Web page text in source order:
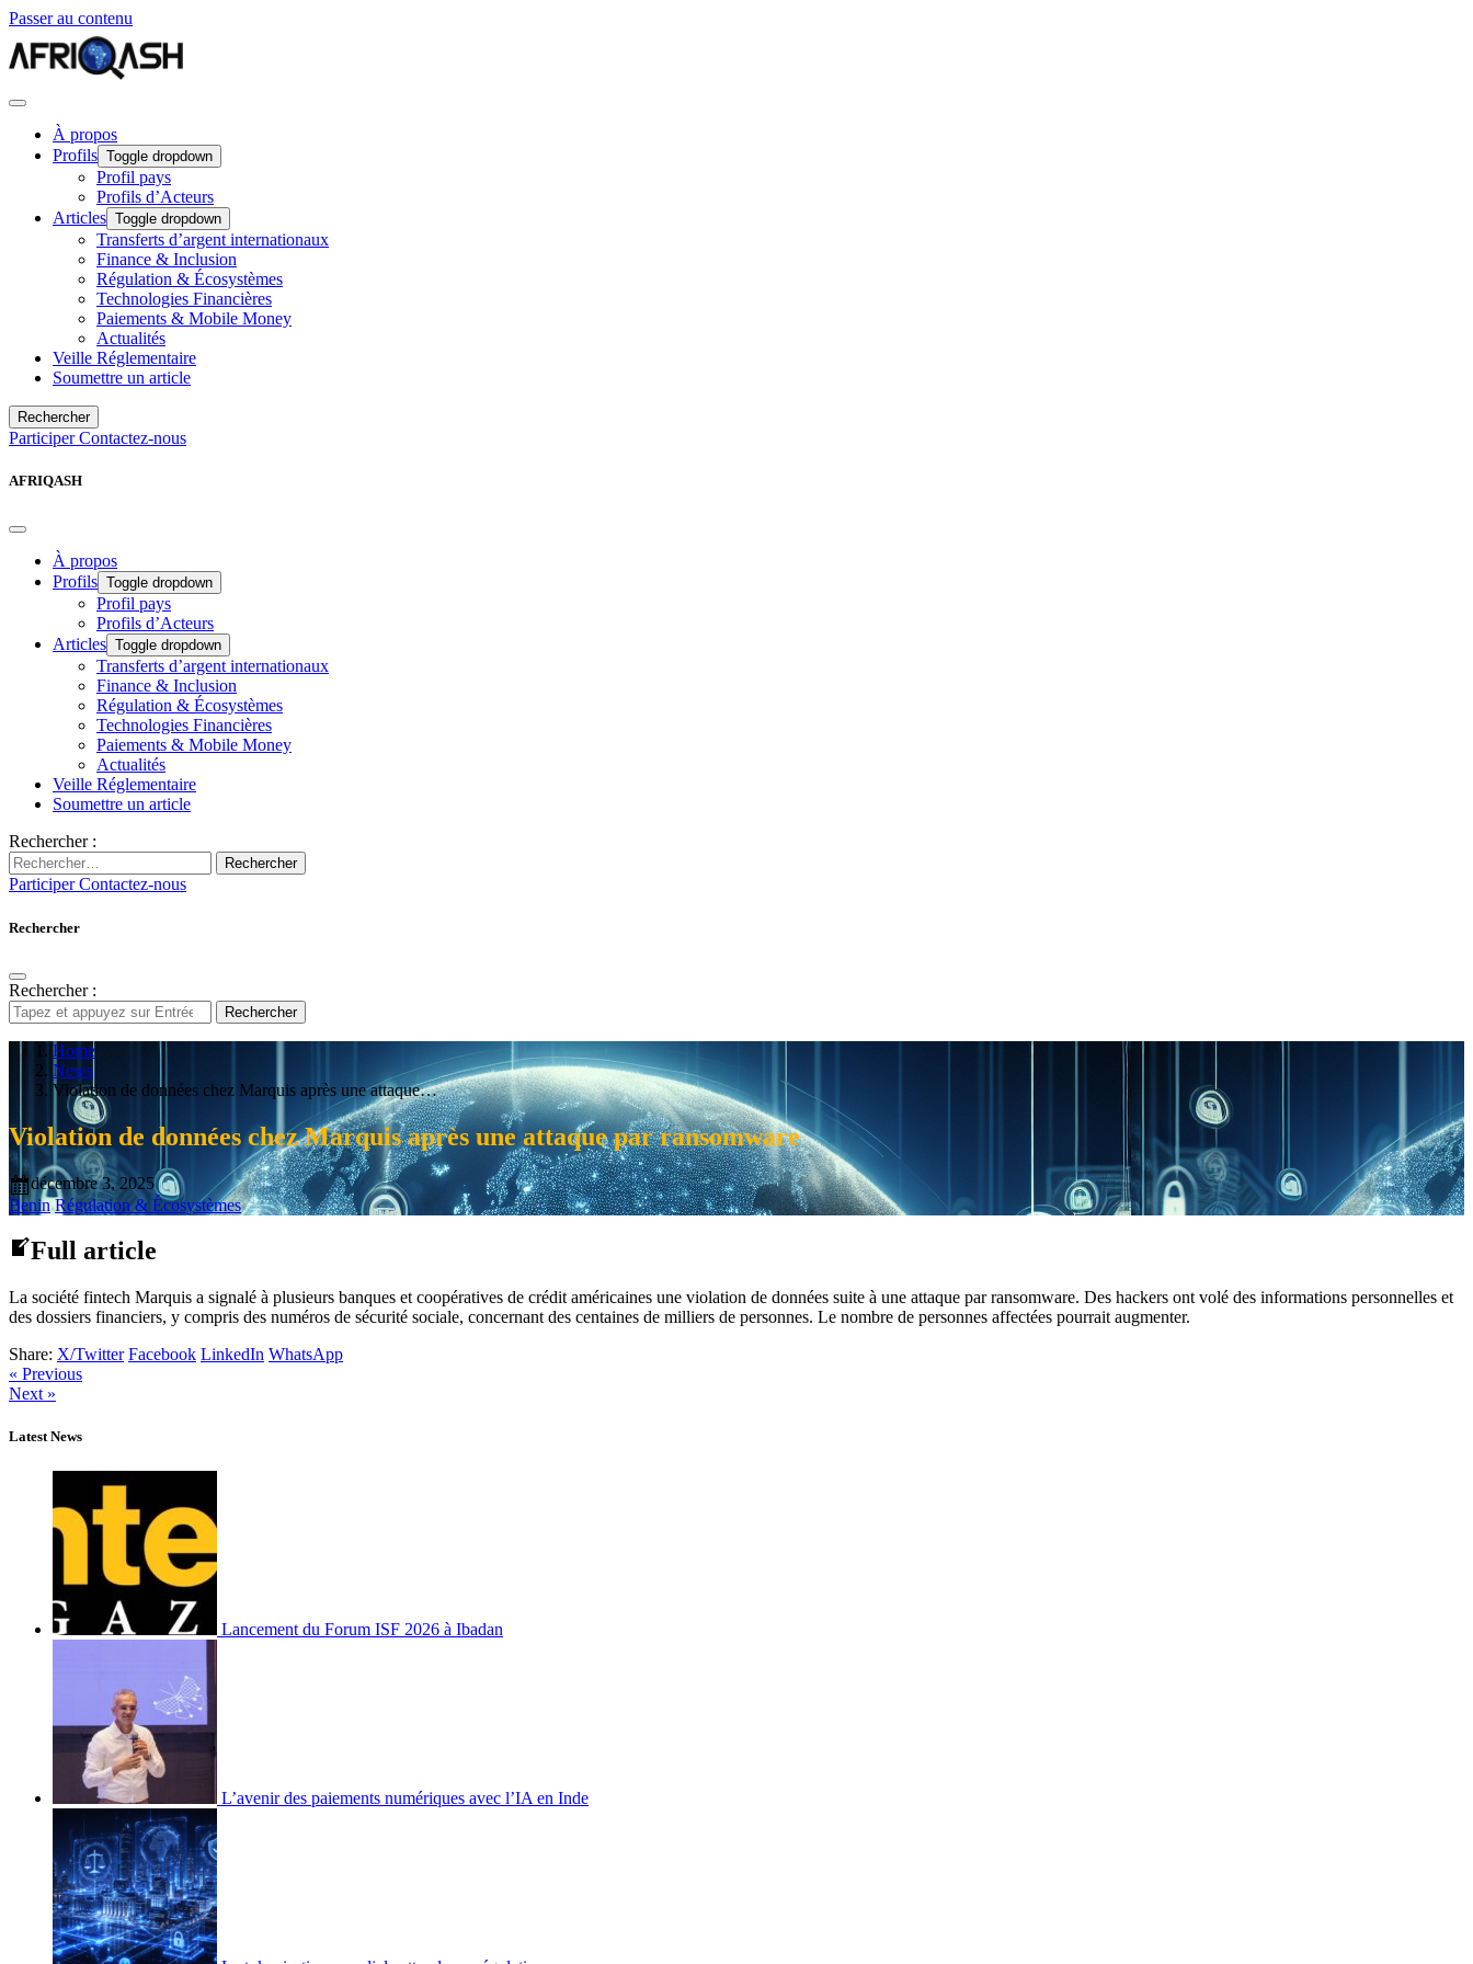
Passer au contenu
À propos
Profils Toggle dropdown
Profil pays
Profils d’Acteurs
Articles Toggle dropdown
Transferts d’argent internationaux
Finance & Inclusion
Régulation & Écosystèmes
Technologies Financières
Paiements & Mobile Money
Actualités
Veille Réglementaire
Soumettre un article
Rechercher
ParticiperContactez-nous
AFRIQASH
À propos
Profils Toggle dropdown
Profil pays
Profils d’Acteurs
Articles Toggle dropdown
Transferts d’argent internationaux
Finance & Inclusion
Régulation & Écosystèmes
Technologies Financières
Paiements & Mobile Money
Actualités
Veille Réglementaire
Soumettre un article
Rechercher :
Rechercher
ParticiperContactez-nous
Rechercher
Rechercher :
Rechercher
Home
News
Violation de données chez Marquis après une attaque…
Violation de données chez Marquis après une attaque par ransomware
décembre 3, 2025
Benin Régulation & Écosystèmes
Full article
La société fintech Marquis a signalé à plusieurs banques et coopératives de crédit américaines une violation de données suite à une attaque par ransomware. Des hackers ont volé des informations personnelles et
des dossiers financiers, y compris des numéros de sécurité sociale, concernant des centaines de milliers de personnes. Le nombre de personnes affectées pourrait augmenter.
Share: X/Twitter Facebook LinkedIn WhatsApp
« Previous
Next »
Latest News
Lancement du Forum ISF 2026 à Ibadan
L’avenir des paiements numériques avec l’IA en Inde